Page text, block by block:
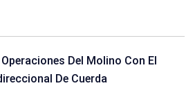
Del Molino Con El
De Cuerda